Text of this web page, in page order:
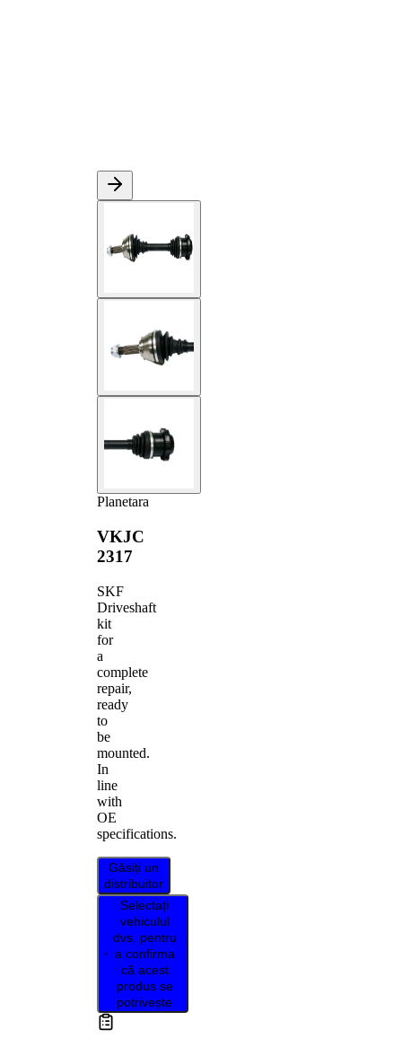
Planetara
VKJC
2317
SKF
Driveshaft
kit
for
a
complete
repair,
ready
to
be
mounted.
In
line
with
OE
specifications.
Găsiți un
distribuitor
Selectați
vehiculul
dvs. pentru
a confirma
că acest
produs se
potrivește